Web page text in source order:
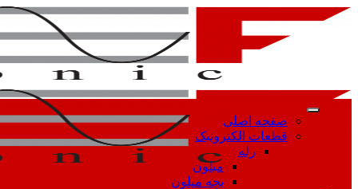
Skip
صفحه اصلی
قطعات الکترونیک
رله
میلون
بچه میلون